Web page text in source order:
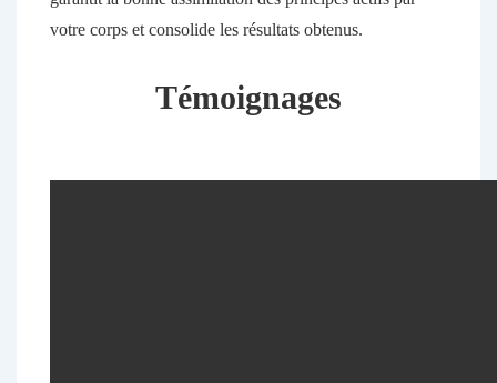
votre corps et consolide les résultats obtenus.
Témoignages